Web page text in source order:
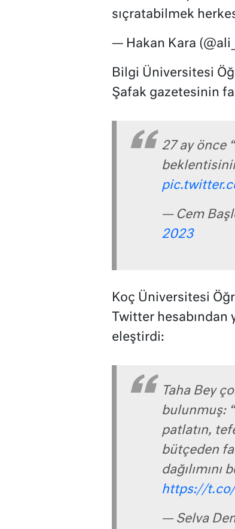
sıçratabilmek
— Hakan Kara
Bilgi Üniversitesi
Şafak gazetesinin
27 ay önce
— Cem
2023
Koç Üniversitesi
Twitter hesabından
eleştirdi:
Taha Bey
bulunmuş:
patlatın,
bütçeden
https://
— Selva